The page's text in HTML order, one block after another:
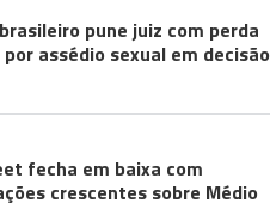
pune juiz com perda
assédio sexual em decisão
fecha em baixa com
crescentes sobre Médio